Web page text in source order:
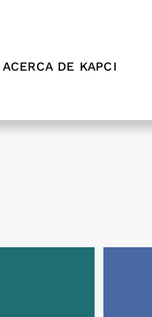
ACERCA DE KAPCI